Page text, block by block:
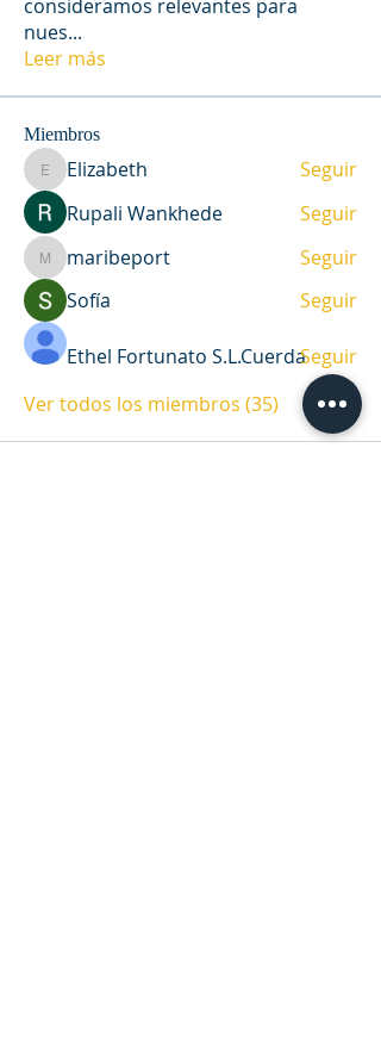
consideramos relevantes para
nues...
Leer más
Miembros
Elizabeth
Elizabeth
Seguir
Rupali Wankhede
Seguir
maribeport
maribeport
Seguir
Sofía
Seguir
Ethel Fortunato S.L.CuerdaSeguir
Ver todos los miembros (35)